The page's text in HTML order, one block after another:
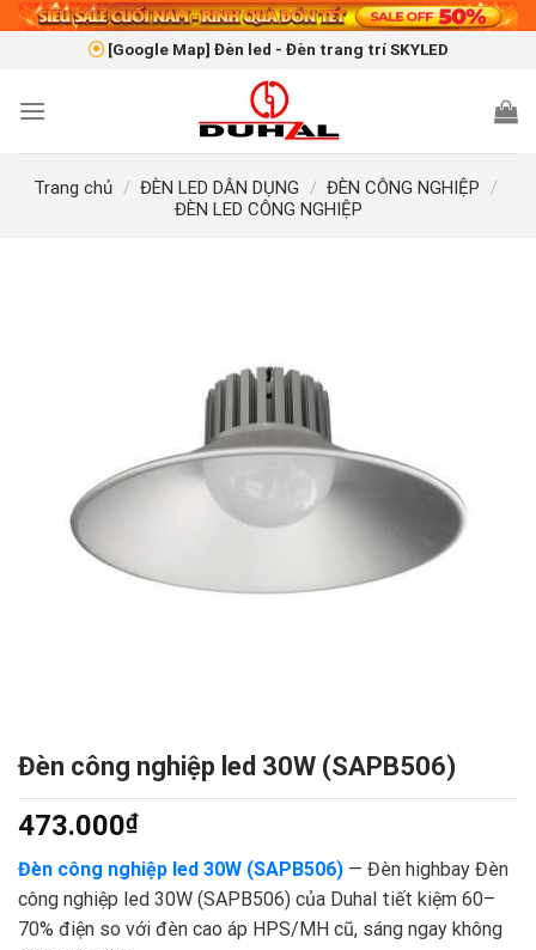
Skip
[Google Map] Đèn led - Đèn trang trí SKYLED
Trang chủ / ĐÈN LED DÂN DỤNG / ĐÈN CÔNG NGHIỆP
/
ĐÈN LED CÔNG NGHIỆP
Đèn công nghiệp led 30W (SAPB506)
473.000₫
Đèn công nghiệp led 30W (SAPB506) — Đèn highbay Đèn
công nghiệp led 30W (SAPB506) của Duhal tiết kiệm 60–
70% điện so với đèn cao áp HPS/MH cũ, sáng ngay không